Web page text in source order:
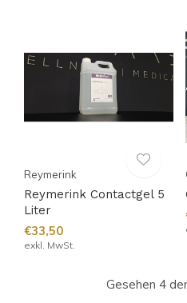
Reymerink
Reymerink Contactgel 5
Liter
€33,50
exkl. MwSt.
Gesehen 4